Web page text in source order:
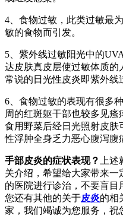
4、食物过敏，此类过敏最
敏的食物而引发。
5、紫外线过敏阳光中的
达皮肤真皮层使过敏体质的
常说的日光性皮炎即紫外线
6、食物过敏的表现有很多
周的红斑躯干部也较多见
食用野菜后经日光照射皮肤
性浮肿全身乏力恶心腹泻腹
手部皮炎的症状表现？
上
关介绍，希望给大家带来
的医院进行诊治，不要盲
您还有其他的关于皮炎的相
家，我们竭诚为您服务，祝